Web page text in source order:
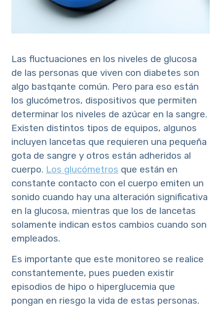
Las fluctuaciones en los niveles de glucosa
de las personas que viven con diabetes son
algo bastqante común. Pero para eso están
los glucómetros, dispositivos que permiten
determinar los niveles de azúcar en la sangre.
Existen distintos tipos de equipos, algunos
incluyen lancetas que requieren una pequeña
gota de sangre y otros están adheridos al
cuerpo. Los glucómetros que están en
constante contacto con el cuerpo emiten un
sonido cuando hay una alteración significativa
en la glucosa, mientras que los de lancetas
solamente indican estos cambios cuando son
empleados.
Es importante que este monitoreo se realice
constantemente, pues pueden existir
episodios de hipo o hiperglucemia que
pongan en riesgo la vida de estas personas.